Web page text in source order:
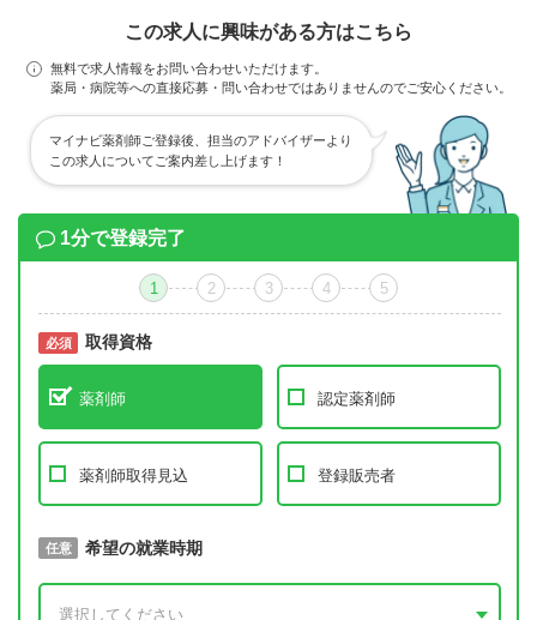
この求人に興味がある方はこちら
無料で求人情報をお問い合わせいただけます。
薬局・病院等への直接応募・問い合わせではありませんのでご安心ください。
マイナビ薬剤師ご登録後、担当のアドバイザーより
この求人についてご案内差し上げます！
1分で登録完了
1 2 3 4 5
必須 取得資格
薬剤師 認定薬剤師
薬剤師取得見込 登録販売者
必須 取得予定年
任意 希望の就業時期